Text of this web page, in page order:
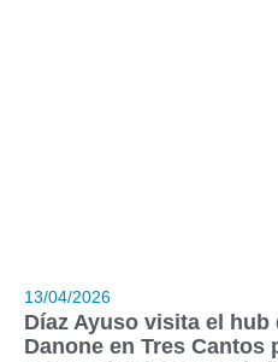
13/04/2026
Díaz Ayuso visita el hub
Danone en Tres Cantos